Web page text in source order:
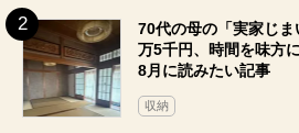
70代の母の「実家じ
万5千円、時間を味方
8月に読みたい記事
収納